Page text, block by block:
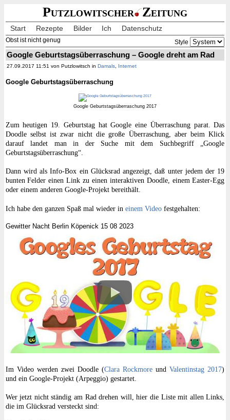
Putzlowitscher Zeitung
Start Rezepte Bilder Ich Datenschutz
Obst ist nicht genug Style
Google Geburtstagsüberraschung – Google dreht am Rad
27.09.2017 11:51 von Putzlowitsch in Damals, Internet
Google Geburtstagsüberraschung
Google Geburtstagsüberraschung 2017
Zum heutigen 19. Geburtstag hat Google eine Überraschung parat. Das
Doodle selbst ist zwar nicht die große Überraschung, aber beim Klick
darauf landet man in der Suche mit dem Suchbegriff „Google
Geburtstagsüberraschung“.
Dann wird als Info-Box ein Glücksrad angezeigt, daß unter jedem der 19
bunten Felder einen Link zu einen interaktiven Doodle, einem Easter-Egg
oder einem anderen Google-Projekt bereithält.
Ich habe den ganzen Spaß mal wieder in einem Videofestgehalten:
Gewitter Nacht Berlin Köpenick 15 08 2023
Im Video werden zwei Doodle (Clara RockmoreundValentinstag 2017)
und ein Google-Projekt (Arpeggio) gestartet.
Wer jetzt nicht ständig am Rad drehen will, hier die Liste mit allen Links,
die im Glücksrad versteckt sind: